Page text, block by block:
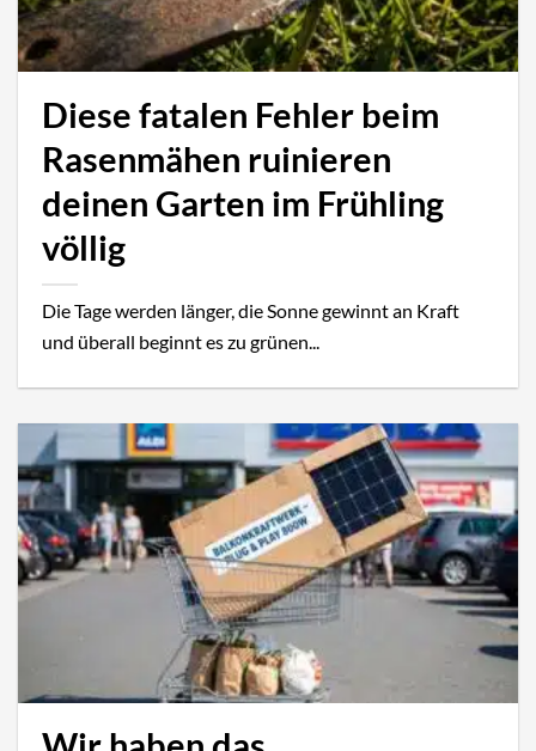
Diese fatalen Fehler beim
Rasenmähen ruinieren
deinen Garten im Frühling
völlig
Die Tage werden länger, die Sonne gewinnt an Kraft
und überall beginnt es zu grünen...